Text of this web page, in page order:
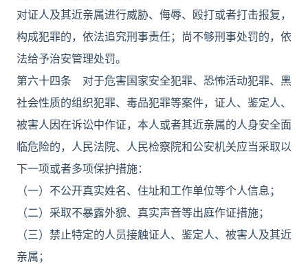
对证人及其近亲属进行威胁、侮辱、殴打或者打击报复，
构成犯罪的，依法追究刑事责任；尚不够刑事处罚的，依
法给予治安管理处罚。
第六十四条 对于危害国家安全犯罪、恐怖活动犯罪、黑
社会性质的组织犯罪、毒品犯罪等案件，证人、鉴定人、
被害人因在诉讼中作证，本人或者其近亲属的人身安全面
临危险的，人民法院、人民检察院和公安机关应当采取以
下一项或者多项保护措施：
（一）不公开真实姓名、住址和工作单位等个人信息；
（二）采取不暴露外貌、真实声音等出庭作证措施；
（三）禁止特定的人员接触证人、鉴定人、被害人及其近
亲属；